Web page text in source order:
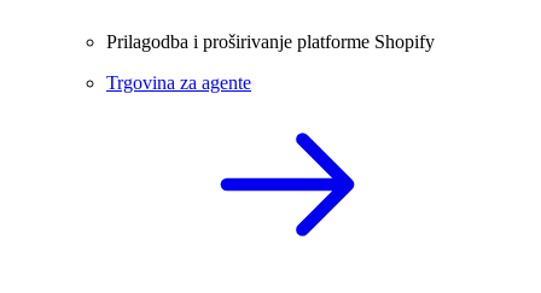
Prilagodba i proširivanje platforme Shopify
Trgovina za agente